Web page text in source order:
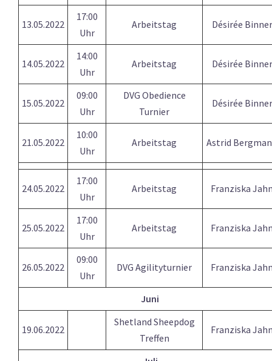
13.05.2022
17:00
Uhr
Arbeitstag Désirée Binner
14.05.2022
14:00
Uhr
Arbeitstag Désirée Binner
15.05.2022
09:00
Uhr
DVG Obedience
Turnier
Désirée Binner
21.05.2022
10:00
Uhr
Arbeitstag Astrid
24.05.2022
17:00
Uhr
Arbeitstag Franziska
25.05.2022
17:00
Uhr
Arbeitstag Franziska
26.05.2022
09:00
Uhr
DVG Agilityturnier Franziska
Juni
19.06.2022
Shetland Sheepdog
Treffen
Franziska